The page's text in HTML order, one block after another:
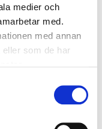
medier och
med.
med annan
som de har
nyhetsbrev och